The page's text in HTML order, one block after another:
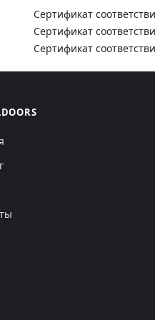
Сертификат
Сертификат
Сертификат